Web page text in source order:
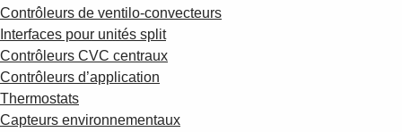
Contrôleurs de ventilo-convecteurs
Interfaces pour unités split
Contrôleurs CVC centraux
Contrôleurs d’application
Thermostats
Capteurs environnementaux